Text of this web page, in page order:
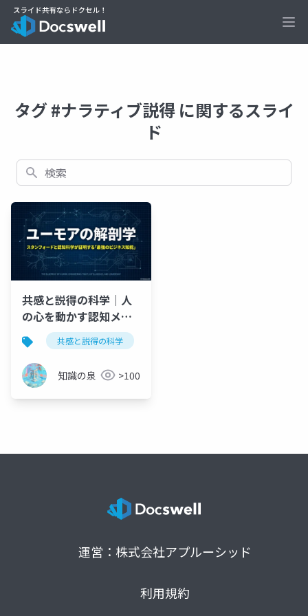
タグ #ナラティブ説得 に関するスライ
ド
検索
共感と説得の科学｜人
の心を動かす認知メカ
ニズムの設計図
共感と説得の科学
知識の泉 >100
運営：株式会社アプルーシッド
利用規約